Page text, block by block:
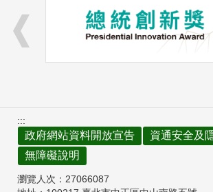
:::
政府網站資料開放宣告
資通安全及
無障礙說明
瀏覽人次： 27066087